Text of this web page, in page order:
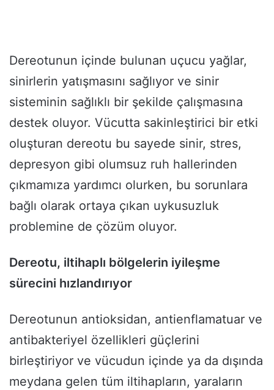
Dereotunun içinde bulunan uçucu yağlar,
sinirlerin yatışmasını sağlıyor ve sinir
sisteminin sağlıklı bir şekilde çalışmasına
destek oluyor. Vücutta sakinleştirici bir etki
oluşturan dereotu bu sayede sinir, stres,
depresyon gibi olumsuz ruh hallerinden
çıkmamıza yardımcı olurken, bu sorunlara
bağlı olarak ortaya çıkan uykusuzluk
problemine de çözüm oluyor.
Dereotu, iltihaplı bölgelerin iyileşme
sürecini hızlandırıyor
Dereotunun antioksidan, antienflamatuar ve
antibakteriyel özellikleri güçlerini
birleştiriyor ve vücudun içinde ya da dışında
meydana gelen tüm iltihapların, yaraların